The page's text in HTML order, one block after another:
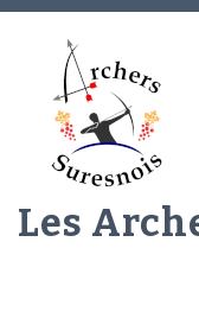
Aller
(Pressez
Les